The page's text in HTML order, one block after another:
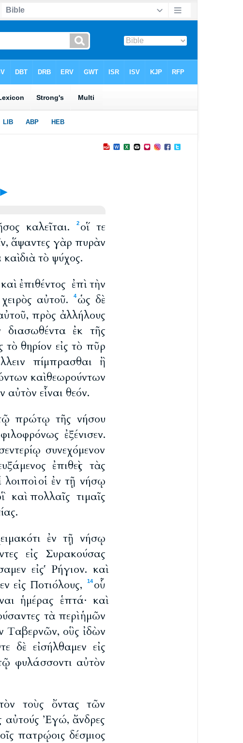
►
καλεῖται. 2 οἵ τε
ἅψαντες γὰρ πυρὰν
διὰ τὸ ψύχος.
ἐπιθέντος ἐπὶ τὴν
αὐτοῦ.
4 ὡς δὲ
πρὸς ἀλλήλους
ἐκ τῆς
θηρίον εἰς τὸ πῦρ
πίμπρασθαι ἢ
καὶ θεωρούντων
αὐτὸν εἶναι θεόν.
πρώτῳ τῆς νήσου
ἐξένισεν.
συνεχόμενον
ἐπιθεὶς τὰς
λοιποὶ οἱ ἐν τῇ νήσῳ
καὶ πολλαῖς τιμαῖς
ἐν τῇ νήσῳ
εἰς Συρακούσας
εἰς Ῥήγιον. καὶ
εἰς Ποτιόλους,
14 οὗ
ἡμέρας ἑπτά· καὶ
τὰ περὶ ἡμῶν
Ταβερνῶν, οὓς ἰδὼν
δὲ εἰσήλθαμεν εἰς
φυλάσσοντι αὐτὸν
τοὺς ὄντας τῶν
αὐτούς Ἐγώ, ἄνδρες
πατρῴοις δέσμιος